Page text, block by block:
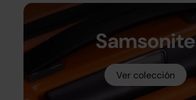
Samsonite
Ver colección